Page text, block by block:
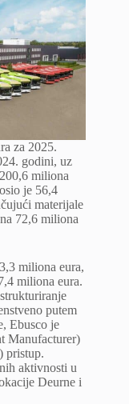
za 2025.
godini, uz
miliona
je 56,4
materijale
72,6 miliona
miliona eura,
miliona eura.
putem
Ebusco je
Manufacturer)
pristup.
aktivnosti u
Deurne i